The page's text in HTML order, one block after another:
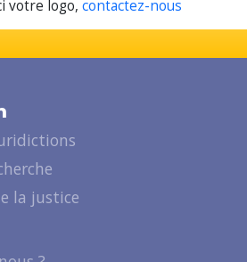
votre logo, contactez-nous
la justice